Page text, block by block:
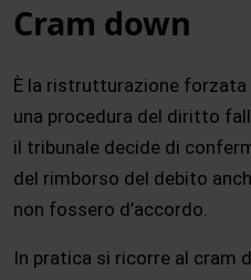
Cram down
È la ristrutturazione forzata
una procedura del diritto
il tribunale decide di
del rimborso del debito
non fossero d’accordo.
In pratica si ricorre al cram